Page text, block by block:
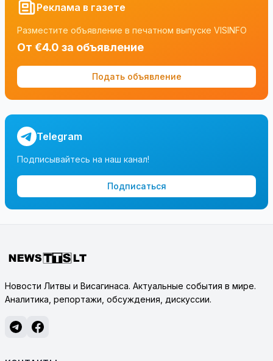
Реклама в газете
Разместите объявление в печатном выпуске VISINFO
От €4.0 за объявление
Подать объявление
Telegram
Подписывайтесь на наш канал!
Подписаться
Новости Литвы и Висагинаса. Актуальные события в мире.
Аналитика, репортажи, обсуждения, дискуссии.